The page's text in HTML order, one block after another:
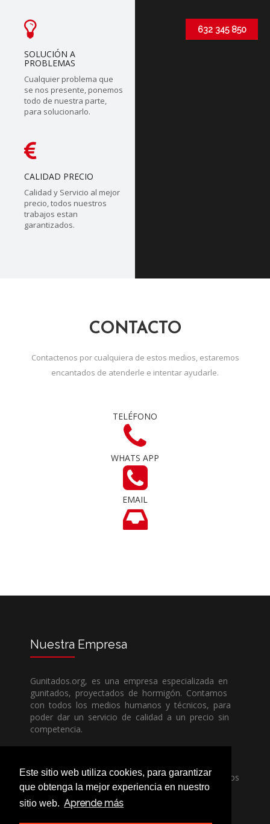
Este sitio web utiliza cookies, para garantizar
que obtenga la mejor experiencia en nuestro
sitio web. Aprende más
SOLUCIÓN A
PROBLEMAS
Cualquier problema que
se nos presente, ponemos
todo de nuestra parte,
para solucionarlo.
CALIDAD PRECIO
Calidad y Servicio al mejor
precio, todos nuestros
trabajos estan
garantizados.
632 345 850
CONTACTO
Contactenos por cualquiera de estos medios, estaremos
encantados de atenderle e intentar ayudarle.
TELÉFONO
WHATS APP
EMAIL
Nuestra Empresa
Gunitados.org, es una empresa especializada en
gunitados, proyectados de hormigón. Contamos
con todos los medios humanos y técnicos, para
poder dar un servicio de calidad a un precio sin
competencia.
en llamarnos, nuestros técnicos estran encantados
de poder ayudarle, ya sea usted particular o
profesional.